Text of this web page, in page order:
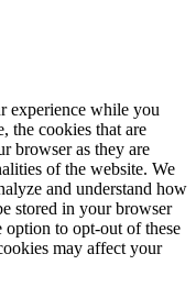
experience while you
the cookies that are
browser as they are
of the website. We
and understand how
stored in your browser
to opt-out of these
may affect your